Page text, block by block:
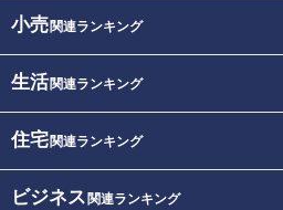
小売関連ランキング
生活関連ランキング
住宅関連ランキング
ビジネス 関連ランキング